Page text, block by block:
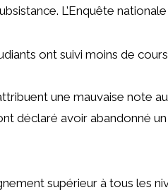
L’Enquête
ont suivi moins de
une mauvaise note
déclaré avoir abandonné
supérieur à tous les